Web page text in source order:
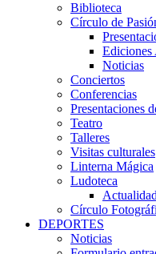
Biblioteca
Círculo de
Ediciones
Noticias
Conciertos
Conferencias
Presentaciones
Teatro
Talleres
Visitas culturales
Linterna Mágica
Ludoteca
Círculo
DEPORTES
Noticias